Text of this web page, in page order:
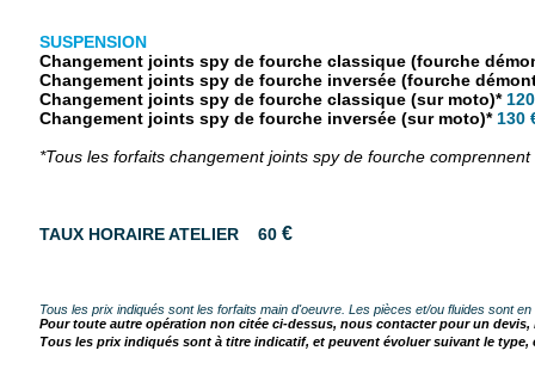
SUSPENSION
Changement joints spy de fourche classique (fourche
Changement joints spy de fourche inversée (fourche
Changement joints spy de fourche classique (sur moto)*
Changement joints spy de fourche inversée (sur moto)* 130
*Tous les forfaits changement joints spy de fourche
TAUX HORAIRE ATELIER 60 €
Tous les prix indiqués sont les forfaits main d'oeuvre. Les pièces et/ou fluides sont en
Pour toute autre opération non citée ci-dessus, nous contacter pour un devis,
Tous les prix indiqués sont à titre indicatif, et peuvent évoluer suivant le type,